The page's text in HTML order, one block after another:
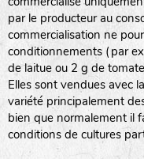
par le producteur au
commercialisation ne
conditionnements (par
de laitue ou 2 g de
Elles sont vendues avec
variété principalement
bien que normalement il
conditions de cultures